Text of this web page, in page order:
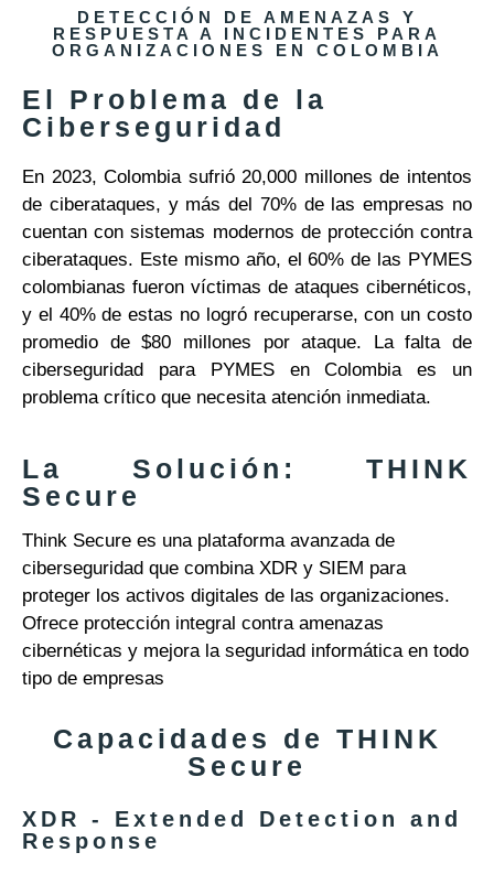
DETECCIÓN DE AMENAZAS Y
RESPUESTA A INCIDENTES PARA
ORGANIZACIONES EN COLOMBIA
El Problema de la
Ciberseguridad
En 2023, Colombia sufrió 20,000 millones de intentos
de ciberataques, y más del 70% de las empresas no
cuentan con sistemas modernos de protección contra
ciberataques. Este mismo año, el 60% de las PYMES
colombianas fueron víctimas de ataques cibernéticos,
y el 40% de estas no logró recuperarse, con un costo
promedio de $80 millones por ataque. La falta de
ciberseguridad para PYMES en Colombia es un
problema crítico que necesita atención inmediata.
La Solución: THINK
Secure
Think Secure es una plataforma avanzada de
ciberseguridad que combina XDR y SIEM para
proteger los activos digitales de las organizaciones.
Ofrece protección integral contra amenazas
cibernéticas y mejora la seguridad informática en todo
tipo de empresas
Capacidades de THINK
Secure
XDR - Extended Detection and
Response